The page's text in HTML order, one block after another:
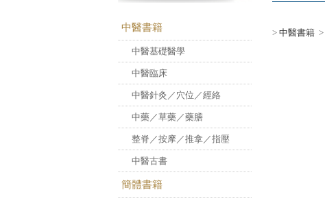
中醫書籍
中醫基礎醫學
中醫臨床
中醫針灸／穴位／經絡
中藥／草藥／藥膳
整脊／按摩／推拿／指壓
中醫古書
簡體書籍
> 中醫書籍 >